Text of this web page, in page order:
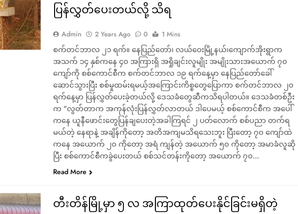
ပြန်လွှတ်ပေးတယ်လို့ သိရ
Admin 2 Years Ago 0
1 Mins
စက်တင်ဘာလ ၂၁ ရက်။ နေပြည်တော်၊ လယ်ဝေးမြို့နယ်၊ကျောက်အိုးရွာက
အသက် ၁၄ နှစ်ကနေ ၄၀ အကြားရှိ အရှိုချင်းလူမျိုး အမျိုးသားအယောက် ၇၀
ကျော်ကို စစ်ကောင်စီက စက်တင်ဘာလ ၁၉ ရက်နေ့မှာ နေပြည်တော်ခေါ်
ဆောင်သွားပြီး စစ်မှုထမ်းရမယ့်အကြောင်းကိစ္စတွေပြောကာ စက်တင်ဘာလ ၂၀
ရက်နေ့မှာ ပြန်လွှတ်ပေးခဲ့တယ်လို့ ဒေသခံတွေဆီကသိရပါတယ်။ ဒေသခံတစ်ဦး
က “လွတ်တာက အကုန်လုံးပြန်လွှတ်လာတယ် ဒါပေမယ့် စစ်ကောင်စီက အပေါ်
ကနေ ယူနီဖောင်းတွေပြန်ချပေးတဲ့အခါကြရင် ၂ ပတ်လောက် စစ်ပညာ တက်ရ
မယ်တဲ့ နေရာနဲ့ အချိန်ကိုတော့ အတိအကျမသိရသေးဘူး ပြီးတော့ ၇၀ ကျော်ထဲ
ကနေ အယောက် ၂၀ ကိုတော့ အရံ ကျန်တဲ့ အယောက် ၅၀ ကိုတော့ အမာခံလူဆို
ပြီး စစ်ကောင်စီကခွဲပေးတယ် စစ်သင်တန်းကိုတော့ အယောက် ၇၀…
Read More
တီးတိန်မြို့မှာ ၅ လ အကြာထုတ်ပေးနိုင်ခြင်းမရှိတဲ့